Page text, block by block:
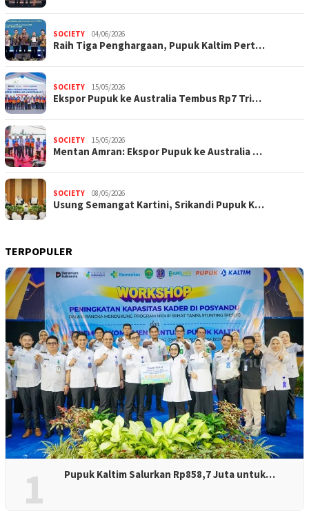
SOCIETY 04/06/2026
Raih Tiga Penghargaan, Pupuk Kaltim Pert…
SOCIETY 15/05/2026
Ekspor Pupuk ke Australia Tembus Rp7 Tri…
SOCIETY 15/05/2026
Mentan Amran: Ekspor Pupuk ke Australia …
SOCIETY 08/05/2026
Usung Semangat Kartini, Srikandi Pupuk K…
TERPOPULER
1 Pupuk Kaltim Salurkan Rp858,7 Juta untuk…